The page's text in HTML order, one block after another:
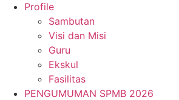
Profile
Sambutan
Visi dan Misi
Guru
Ekskul
Fasilitas
PENGUMUMAN SPMB 2026